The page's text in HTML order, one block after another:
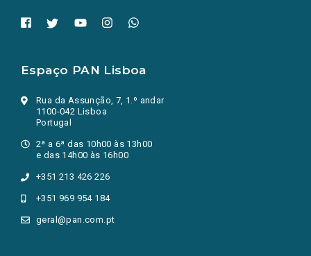
Espaço PAN Lisboa
Rua da Assunção, 7, 1.º andar
1100-042 Lisboa
Portugal
2ª a 6ª das 10h00 às 13h00
e das 14h00 às 16h00
+351 213 426 226
+351 969 954 184
geral@pan.com.pt